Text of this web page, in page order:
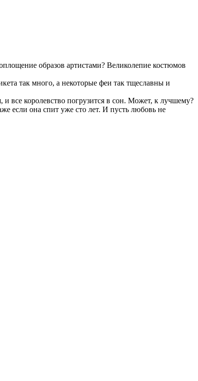
образов артистами? Великолепие костюмов
так много, а некоторые феи так тщеславны и
и все королевство погрузится в сон. Может, к лучшему?
если она спит уже сто лет. И пусть любовь не